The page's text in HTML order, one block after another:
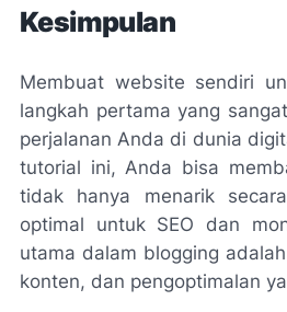
Kesimpulan
Membuat website sendiri
langkah pertama yang
perjalanan Anda di dunia
tutorial ini, Anda bisa
tidak hanya menarik
optimal untuk SEO dan
utama dalam blogging
konten, dan pengoptimalan